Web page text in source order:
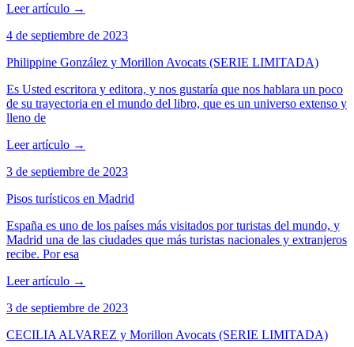
Leer artículo →
4 de septiembre de 2023
Philippine González y Morillon Avocats (SERIE LIMITADA)
Es Usted escritora y editora, y nos gustaría que nos hablara un poco
de su trayectoria en el mundo del libro, que es un universo extenso y
lleno de
Leer artículo →
3 de septiembre de 2023
Pisos turísticos en Madrid
España es uno de los países más visitados por turistas del mundo, y
Madrid una de las ciudades que más turistas nacionales y extranjeros
recibe. Por esa
Leer artículo →
3 de septiembre de 2023
CECILIA ALVAREZ y Morillon Avocats (SERIE LIMITADA)